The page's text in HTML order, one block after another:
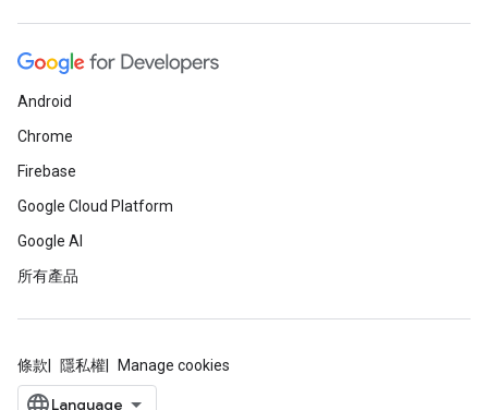
Android
Chrome
Firebase
Google Cloud Platform
Google AI
所有產品
條款 隱私權 Manage cookies